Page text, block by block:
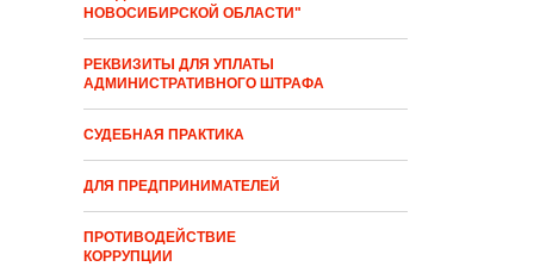
НОВОСИБИРСКОЙ ОБЛАСТИ"
РЕКВИЗИТЫ ДЛЯ УПЛАТЫ
АДМИНИСТРАТИВНОГО ШТРАФА
СУДЕБНАЯ ПРАКТИКА
ДЛЯ ПРЕДПРИНИМАТЕЛЕЙ
ПРОТИВОДЕЙСТВИЕ
КОРРУПЦИИ